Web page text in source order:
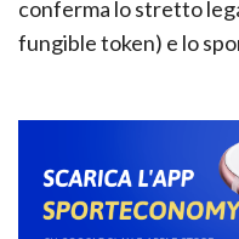
conferma lo stretto
fungible token) e lo